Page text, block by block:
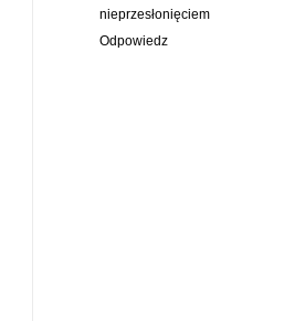
nieprzesłonięciem
Odpowiedz